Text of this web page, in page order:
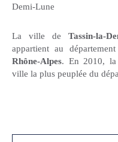
Demi-Lune
La ville de Tassin-la-
appartient au département
Rhône-Alpes. En 2010, la
ville la plus peuplée du